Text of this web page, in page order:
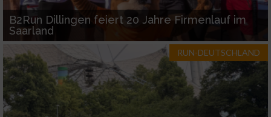
B2Run Dillingen feiert 20 Jahre Firmenlauf im
Saarland
RUN-DEUTSCHLAND
Werbung